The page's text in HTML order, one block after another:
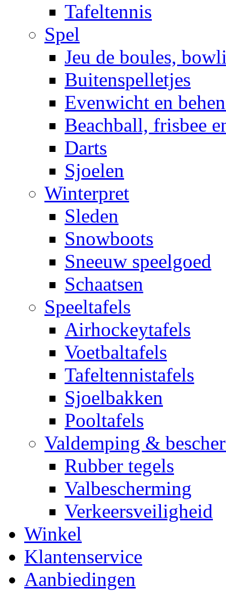
Tafeltennis
Spel
Jeu de boules,
Buitenspelletjes
Evenwicht en
Beachball, frisbee
Darts
Sjoelen
Winterpret
Sleden
Snowboots
Sneeuw speelgoed
Schaatsen
Speeltafels
Airhockeytafels
Voetbaltafels
Tafeltennistafels
Sjoelbakken
Pooltafels
Valdemping &
Rubber tegels
Valbescherming
Verkeersveiligheid
Winkel
Klantenservice
Aanbiedingen